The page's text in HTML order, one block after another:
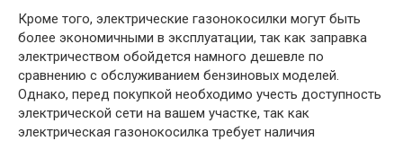
Кроме того, электрические газонокосилки могут быть
более экономичными в эксплуатации, так как заправка
электричеством обойдется намного дешевле по
сравнению с обслуживанием бензиновых моделей.
Однако, перед покупкой необходимо учесть доступность
электрической сети на вашем участке, так как
электрическая газонокосилка требует наличия